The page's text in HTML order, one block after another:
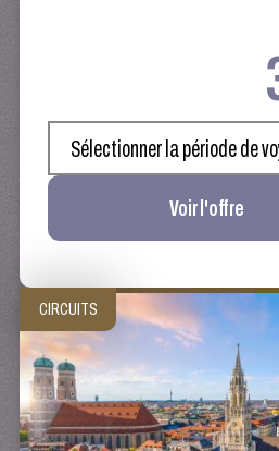
Voir l'offre
CIRCUITS